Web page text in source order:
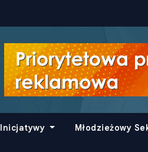
Inicjatywy Młodzieżowy